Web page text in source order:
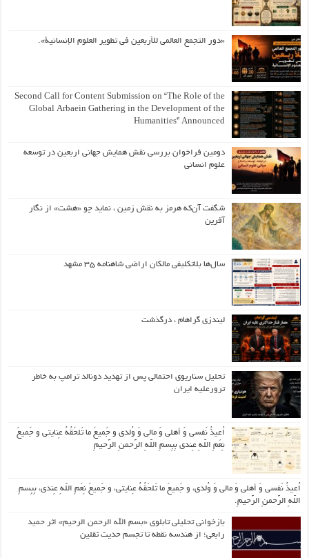
«دور التجمع العالمي للأربعين في تطوير العلوم الإنسانية».
Second Call for Content Submission on “The Role of the
Global Arbaein Gathering in the Development of the
Humanities” Announced
دومین فراخوان بررسی نقش همایش جهانی اربعین در توسعه
علوم انسانی
شگفت آن‌که هرمز به نقش زمین ، نماید چو «هشت» از نگار
آفرین
سال‌ها بلاتکلیفی مالکان اراضی شاهنامه ۳۵ مشهد
لیندزی گراهام ، درگذشت
تحلیل سناریوی احتمالی پس از تهدید دونالد ترامپ به خاطر
ترورعلیه ایران
اُعیذُ نَفسی وَ أهلی وَ مالی وَ وُلدی و جَمیعَ ما تَلحَقُهُ عِنایتی و جَمیعَ
نِعَمِ اللّهِ عِندی بِبِسمِ اللّهِ الرَّحمنِ الرَّحیمِ
اُعیذُ نَفسی وَ أهلی وَ مالی وَ وُلدی، و جَمیعَ ما تَلحَقُهُ عِنایتی، و جَمیعَ نِعَمِ اللّهِ عِندی، بِبِسمِ
اللّهِ الرَّحمنِ الرَّحیمِ.
بازخوانی تحلیلی تابلوی «بسم الله الرحمن الرحیم» اثر حمید
رابعی؛ از هندسه نقطه تا تجسم حدیث ثقلین